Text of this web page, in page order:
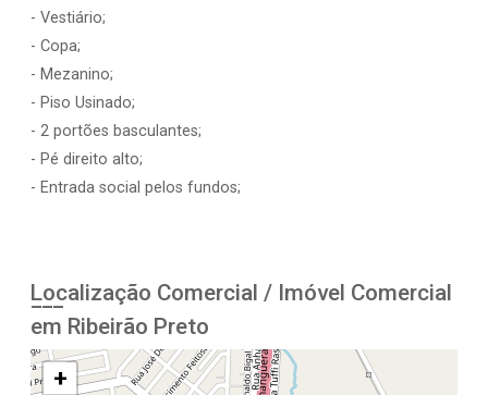
- Vestiário;
- Copa;
- Mezanino;
- Piso Usinado;
- 2 portões basculantes;
- Pé direito alto;
- Entrada social pelos fundos;
Localização Comercial / Imóvel Comercial
em Ribeirão Preto
+